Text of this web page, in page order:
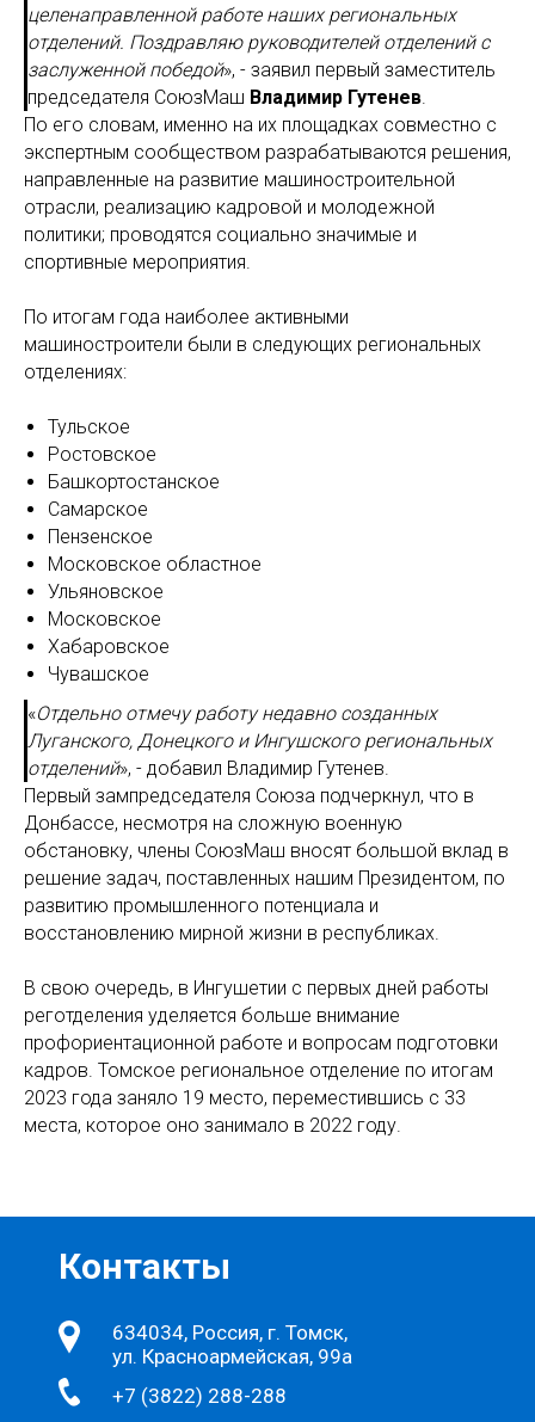
целенаправленной работе наших региональных
отделений. Поздравляю руководителей отделений с
заслуженной победой», - заявил первый заместитель
председателя СоюзМаш Владимир Гутенев.
По его словам, именно на их площадках совместно с
экспертным сообществом разрабатываются решения,
направленные на развитие машиностроительной
отрасли, реализацию кадровой и молодежной
политики; проводятся социально значимые и
спортивные мероприятия.
По итогам года наиболее активными
машиностроители были в следующих региональных
отделениях:
Тульское
Ростовское
Башкортостанское
Самарское
Пензенское
Московское областное
Ульяновское
Московское
Хабаровское
Чувашское
«Отдельно отмечу работу недавно созданных
Луганского, Донецкого и Ингушского региональных
отделений», - добавил Владимир Гутенев.
Первый зампредседателя Союза подчеркнул, что в
Донбассе, несмотря на сложную военную
обстановку, члены СоюзМаш вносят большой вклад в
решение задач, поставленных нашим Президентом, по
развитию промышленного потенциала и
восстановлению мирной жизни в республиках.
В свою очередь, в Ингушетии с первых дней работы
реготделения уделяется больше внимание
профориентационной работе и вопросам подготовки
кадров. Томское региональное отделение по итогам
2023 года заняло 19 место, переместившись с 33
места, которое оно занимало в 2022 году.
634034, Россия, г. Томск,
ул. Красноармейская, 99а
+7 (3822) 288-288
Контакты